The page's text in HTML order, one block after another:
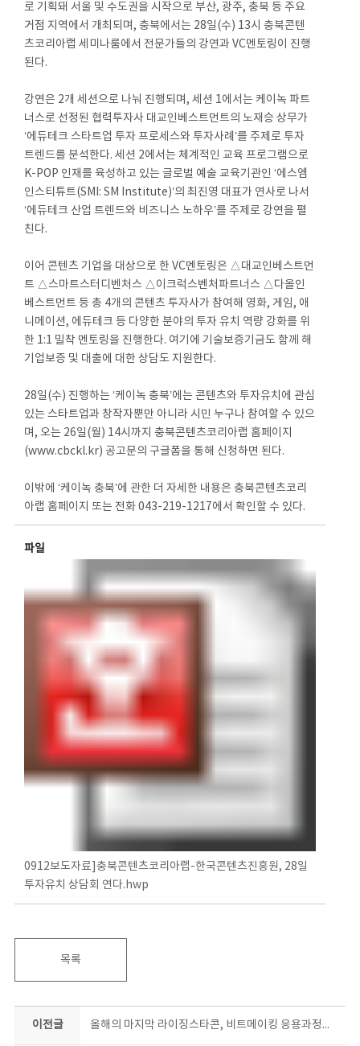
로 기획돼 서울 및 수도권을 시작으로 부산, 광주, 충북 등 주요
거점 지역에서 개최되며, 충북에서는 28일(수) 13시 충북콘텐
츠코리아랩 세미나룸에서 전문가들의 강연과 VC멘토링이 진행
된다.
강연은 2개 세션으로 나눠 진행되며, 세션 1에서는 케이녹 파트
너스로 선정된 협력투자사 대교인베스트먼트의 노재승 상무가
‘에듀테크 스타트업 투자 프로세스와 투자사례’를 주제로 투자
트렌드를 분석한다. 세션 2에서는 체계적인 교육 프로그램으로
K-POP 인재를 육성하고 있는 글로벌 예술 교육기관인 ‘에스엠
인스티튜트(SMI: SM Institute)’의 최진영 대표가 연사로 나서
‘에듀테크 산업 트렌드와 비즈니스 노하우’를 주제로 강연을 펼
친다.
이어 콘텐츠 기업을 대상으로 한 VC멘토링은 △대교인베스트먼
트 △스마트스터디벤처스 △이크럭스벤처파트너스 △다올인
베스트먼트 등 총 4개의 콘텐츠 투자사가 참여해 영화, 게임, 애
니메이션, 에듀테크 등 다양한 분야의 투자 유치 역량 강화를 위
한 1:1 밀착 멘토링을 진행한다. 여기에 기술보증기금도 함께 해
기업보증 및 대출에 대한 상담도 지원한다.
28일(수) 진행하는 ‘케이녹 충북’에는 콘텐츠와 투자유치에 관심
있는 스타트업과 창작자뿐만 아니라 시민 누구나 참여할 수 있으
며, 오는 26일(월) 14시까지 충북콘텐츠코리아랩 홈페이지
(www.cbckl.kr) 공고문의 구글폼을 통해 신청하면 된다.
이밖에 ‘케이녹 충북’에 관한 더 자세한 내용은 충북콘텐츠코리
아랩 홈페이지 또는 전화 043-219-1217에서 확인할 수 있다.
파일
0912보도자료]충북콘텐츠코리아랩-한국콘텐츠진흥원, 28일
투자유치 상담회 연다.hwp
목록
이전글 올해의 마지막 라이징스타콘, 비트메이킹 응용과정에 도전하세요!